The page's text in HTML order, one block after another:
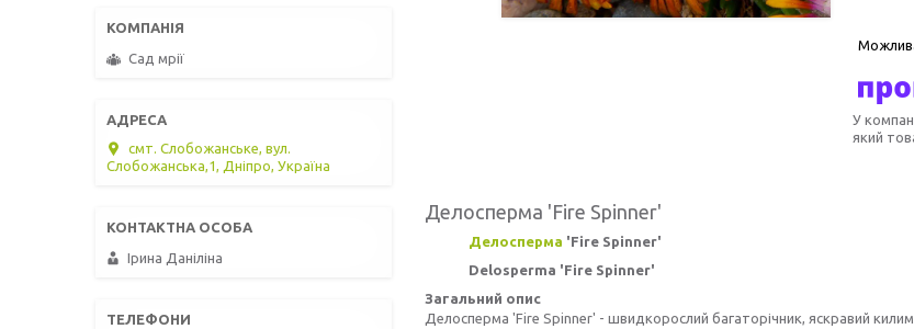
У
який
Делосперма 'Fire Spinner'
Делосперма 'Fire Spinner'
Delosperma 'Fire Spinner'
Загальний опис
Делосперма 'Fire Spinner' - швидкорослий багаторічник, яскравий
Сад мрії
смт. Слобожанське, вул.
Слобожанська,1, Дніпро, Україна
Ірина Даніліна